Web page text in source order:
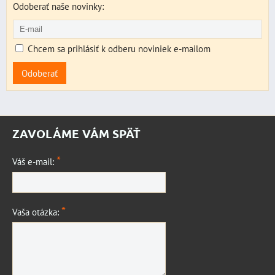
Odoberať naše novinky:
Chcem sa prihlásiť k odberu noviniek e-mailom
Odoberať
ZAVOLÁME VÁM SPÄŤ
Váš e-mail: *
Vaša otázka: *